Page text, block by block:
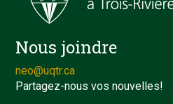
Nous joindre
neo@uqtr.ca
Partagez-nous vos nouvelles!